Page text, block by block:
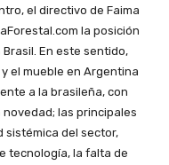
el directivo de Faima
la posición
En este sentido,
el mueble en Argentina
a la brasileña, con
las principales
sistémica del sector,
tecnología, la falta de